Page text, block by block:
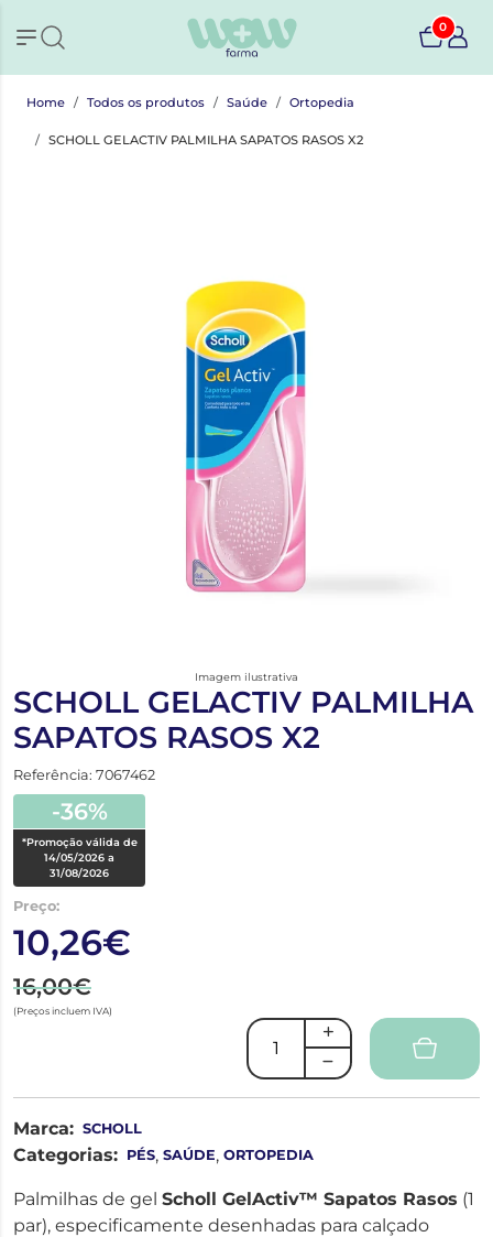
0
Home Todos os produtos Saúde Ortopedia
SCHOLL GELACTIV PALMILHA SAPATOS RASOS X2
Imagem ilustrativa
SCHOLL GELACTIV PALMILHA
SAPATOS RASOS X2
Referência: 7067462
-36%
*Promoção válida de
14/05/2026 a
31/08/2026
Preço:
10,26€
16,00€
(Preços incluem IVA)
Marca: SCHOLL
Categorias: PÉS, SAÚDE, ORTOPEDIA
Palmilhas de gel Scholl GelActiv™ Sapatos Rasos (1
par), especificamente desenhadas para calçado